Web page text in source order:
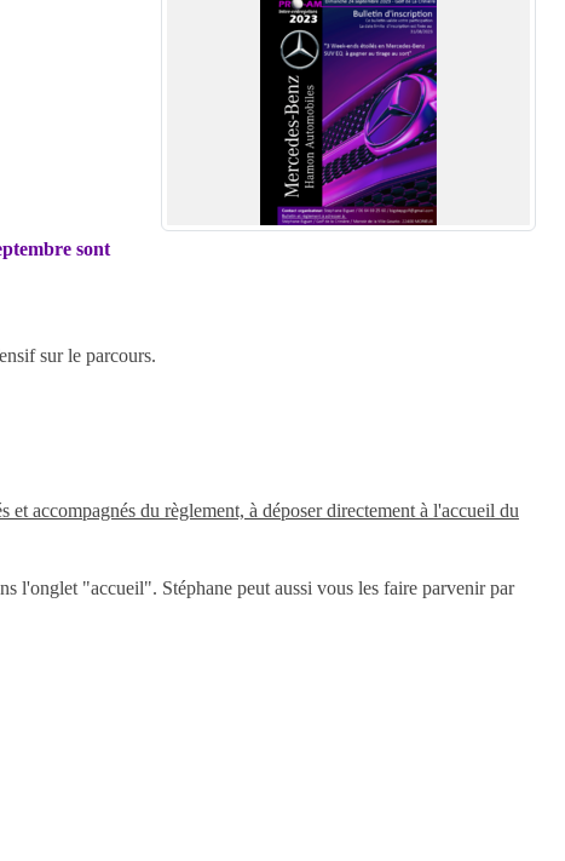
sont
sur le parcours.
accompagnés du règlement, à déposer directement à l'accueil du
l'onglet "accueil". Stéphane peut aussi vous les faire parvenir par